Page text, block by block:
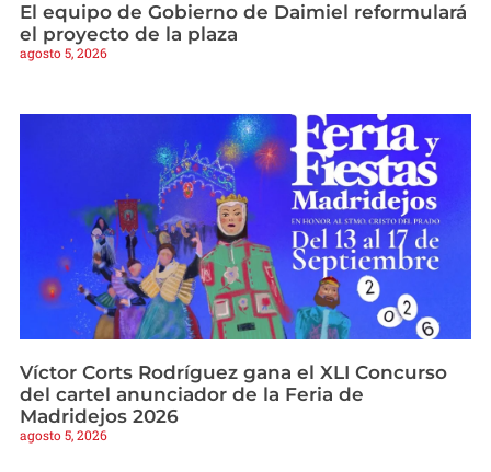
El equipo de Gobierno de Daimiel reformulará
el proyecto de la plaza
agosto 5, 2026
Víctor Corts Rodríguez gana el XLI Concurso
del cartel anunciador de la Feria de
Madridejos 2026
agosto 5, 2026